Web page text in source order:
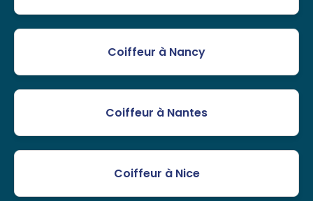
Coiffeur à Nancy
Coiffeur à Nantes
Coiffeur à Nice